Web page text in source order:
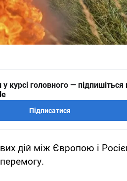
курсі головного —
Підписатися
дій між Європою і